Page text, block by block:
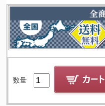
数量